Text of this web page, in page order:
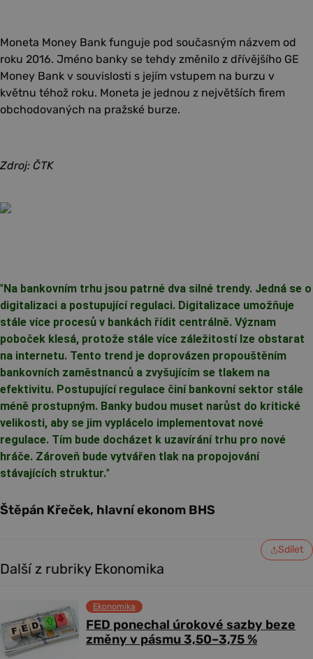
Moneta Money Bank funguje pod současným názvem od
roku 2016. Jméno banky se tehdy změnilo z dřívějšího GE
Money Bank v souvislosti s jejím vstupem na burzu v
květnu téhož roku. Moneta je jednou z největších firem
obchodovaných na pražské burze.
Zdroj: ČTK
" Na bankovním trhu jsou patrné dva silné trendy. Jedná se o
digitalizaci a postupující regulaci. Digitalizace umožňuje
stále více procesů v bankách řídit centrálně. Význam
poboček klesá, protože stále více záležitostí lze obstarat
na internetu. Tento trend je doprovázen propouštěním
bankovních zaměstnanců a zvyšujícím se tlakem na
efektivitu. Postupující regulace činí bankovní sektor stále
méně prostupným. Banky budou muset narůst do kritické
velikosti, aby se jim vyplácelo implementovat nové
regulace. Tím bude docházet k uzavírání trhu pro nové
hráče. Zároveň bude vytvářen tlak na propojování
stávajících struktur."
Štěpán Křeček, hlavní ekonom BHS
Sdílet
Další z rubriky Ekonomika
FED ponechal úrokové sazby beze
změny v pásmu 3,50–3,75 %
Ekonomika